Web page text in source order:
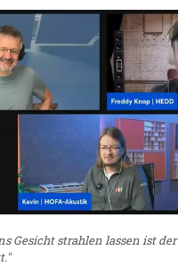
Gesicht strahlen lassen ist